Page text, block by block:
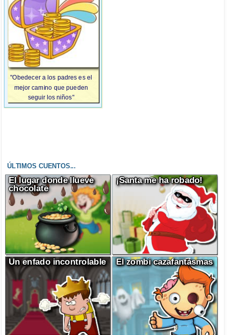
"Obedecer a los padres es el
mejor camino que pueden
seguir los niños"
ÚLTIMOS CUENTOS...
El lugar donde llueve
chocolate
¡Santa me ha robado!
Un enfado incontrolable El zombi cazafantasmas